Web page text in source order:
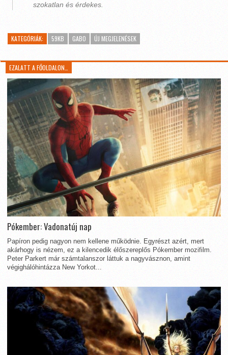
szokatlan és érdekes.
KATEGÓRIÁK: 59KB GABO ÚJ MEGJELENÉSEK
EZALATT A FŐOLDALON…
Pókember: Vadonatúj nap
Papíron pedig nagyon nem kellene működnie. Egyrészt azért, mert
akárhogy is nézem, ez a kilencedik élőszereplős Pókember mozifilm.
Peter Parkert már számtalanszor láttuk a nagyvásznon, amint
végighálóhintázza New Yorkot...